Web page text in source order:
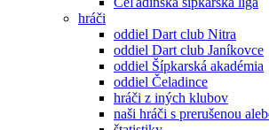
hráči
oddiel Dart club Nitra
oddiel Dart club Janíkovce
oddiel Šípkarská akadémia
oddiel Čeladince
hráči z iných klubov
naši hráči s prerušenou